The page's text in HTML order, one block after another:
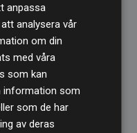
Gold Standard
faktisk klimatnytta
mer om de
anpassa
analysera vår
om din
med våra
som kan
information som
som de har
av deras